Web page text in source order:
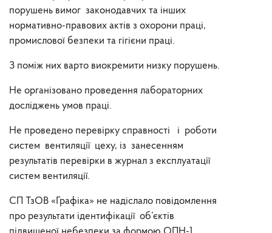
порушень вимог законодавчих та інших
нормативно-правових актів з охорони праці,
промислової безпеки та гігієни праці.
З поміж них варто виокремити низку порушень.
Не організовано проведення лабораторних
досліджень умов праці.
Не проведено перевірку справності і роботи
систем вентиляції цеху, із занесенням
результатів перевірки в журнал з експлуатації
систем вентиляції.
СП ТзОВ «Графіка» не надіслало повідомлення
про результати ідентифікації об’єктів